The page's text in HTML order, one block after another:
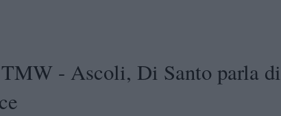
- Ascoli, Di Santo parla di